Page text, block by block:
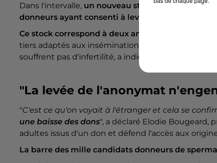
Dans l'intervalle, un nouveau stock de 100 000
donneurs ayant consenti à lever le voile sur leurs
Ce stock correspond à deux ans de prises en
tiers adaptés aux inséminations, souvent utilisées
souffrent pas d'infertilité, a indiqué l'agence.
"La levée de l'anonymat
"C'est ce qu'on voyait à l'étranger et cela se
une baisse des dons", a déclaré Elodie Bougeard,
adultes issus d'un don et défend l'accès aux
La barre des mille candidats donneurs de